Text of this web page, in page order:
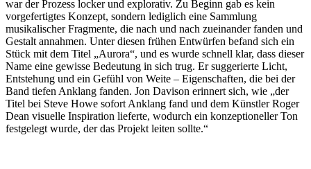
war der Prozess locker und explorativ. Zu Beginn gab es kein
vorgefertigtes Konzept, sondern lediglich eine Sammlung
musikalischer Fragmente, die nach und nach zueinander fanden und
Gestalt annahmen. Unter diesen frühen Entwürfen befand sich ein
Stück mit dem Titel „Aurora“, und es wurde schnell klar, dass dieser
Name eine gewisse Bedeutung in sich trug. Er suggerierte Licht,
Entstehung und ein Gefühl von Weite – Eigenschaften, die bei der
Band tiefen Anklang fanden. Jon Davison erinnert sich, wie „der
Titel bei Steve Howe sofort Anklang fand und dem Künstler Roger
Dean visuelle Inspiration lieferte, wodurch ein konzeptioneller Ton
festgelegt wurde, der das Projekt leiten sollte.“